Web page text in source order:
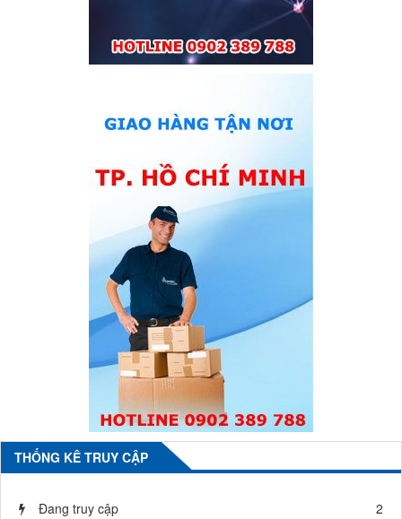
THỐNG KÊ TRUY CẬP
Đang truy cập
2